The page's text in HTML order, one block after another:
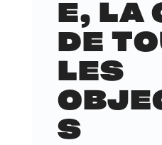
E, LA
DE
LES
S